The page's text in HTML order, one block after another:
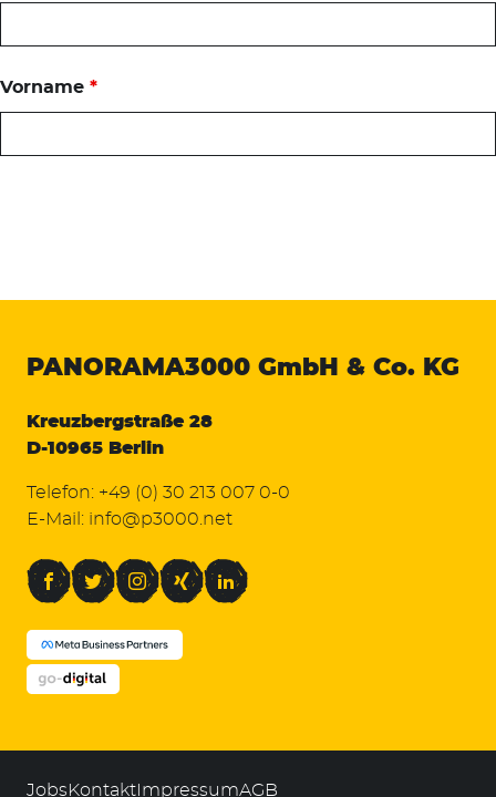
Vorname *
PANORAMA3000 GmbH & Co. KG
Kreuzbergstraße 28
D-10965 Berlin
Telefon: +49 (0) 30 213 007 0-0
E-Mail: info@p3000.net
FacebookTwitterInstagramXing LinkedIn
JobsKontakt ImpressumAGB